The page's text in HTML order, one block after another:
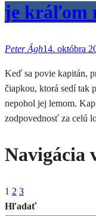
je kráľom
Peter Ágh14. októbra
Keď sa povie kapitán,
čiapkou, ktorá sedí tak
nepohol jej lemom.
zodpovednosť za celú
Navigácia
1 2 3
Hľadať